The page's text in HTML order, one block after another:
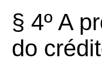
§ 4º A
do